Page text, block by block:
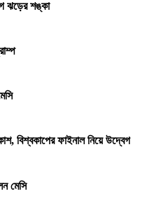
ঝড়ের শঙ্কা
বিশ্বকাপের ফাইনাল নিয়ে উদ্বেগ
মেসি